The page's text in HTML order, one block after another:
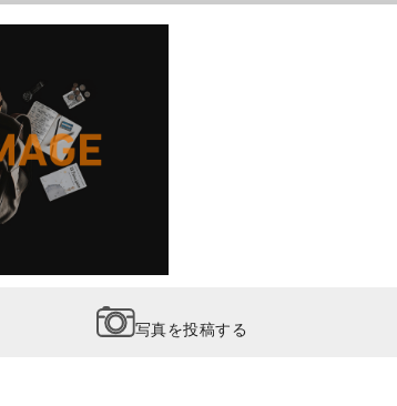
写真を投稿する